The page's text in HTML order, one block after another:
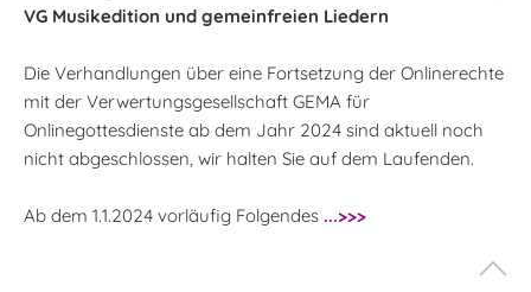
VG Musikedition und gemeinfreien Liedern
Die Verhandlungen über eine Fortsetzung der Onlinerechte
mit der Verwertungsgesellschaft GEMA für
Onlinegottesdienste ab dem Jahr 2024 sind aktuell noch
nicht abgeschlossen, wir halten Sie auf dem Laufenden.
Ab dem 1.1.2024 vorläufig Folgendes ...>>>